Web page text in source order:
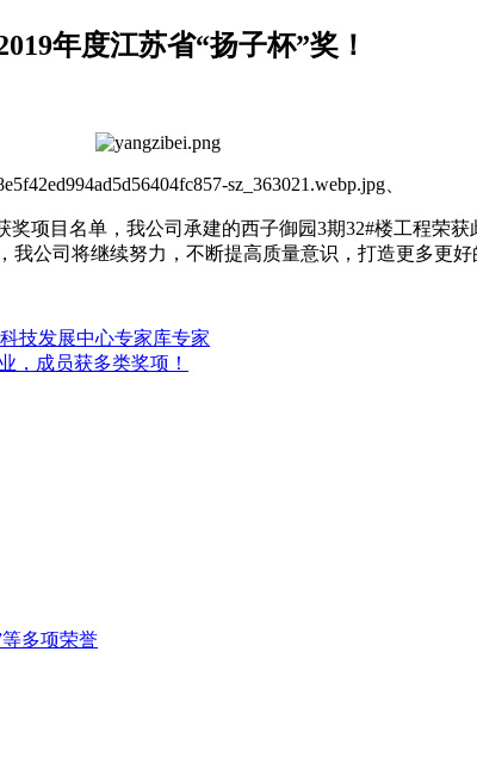
年度江苏省“扬子杯”奖！
项目名单，我公司承建的西子御园3期32#楼工程荣
公司将继续努力，不断提高质量意识，打造更多更好
技发展中心专家库专家
，成员获多类奖项！
多项荣誉